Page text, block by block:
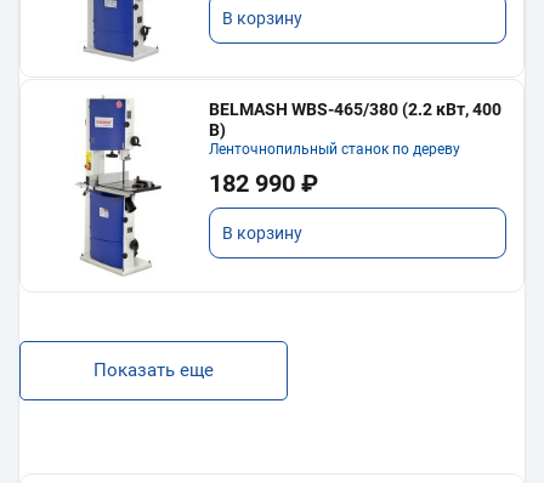
В корзину
BELMASH WBS-465/380 (2.2 кВт, 400
В)
Ленточнопильный станок по дереву
182 990 ₽
В корзину
Показать еще